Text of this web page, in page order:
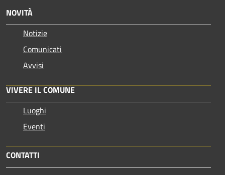
NOVITÀ
Notizie
Comunicati
Avvisi
VIVERE IL COMUNE
Luoghi
Eventi
CONTATTI